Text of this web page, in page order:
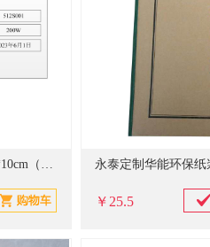
博采永泰定制铜版纸不干胶贴6*10cm（张）10张起订
￥25.5